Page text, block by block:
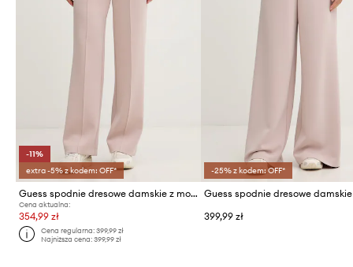
-11%
extra -5% z kodem: OFF*
Guess spodnie dresowe damskie z modalem OLYMPE
Cena aktualna:
354,99 zł
Cena regularna:399,99 zł
Najniższa cena:399,99 zł
-25% z kodem: OFF*
399,99 zł